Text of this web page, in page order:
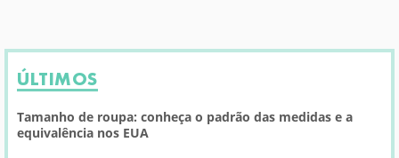
ÚLTIMOS
Tamanho de roupa: conheça o padrão das medidas e a
equivalência nos EUA